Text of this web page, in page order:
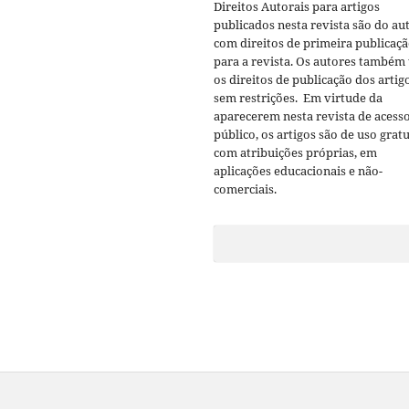
Direitos Autorais para artigos
publicados nesta revista são do
com direitos de primeira
para a revista. Os autores também
os direitos de publicação dos
sem restrições. Em virtude da
aparecerem nesta revista de
público, os artigos são de uso
com atribuições próprias, em
aplicações educacionais e não-
comerciais.